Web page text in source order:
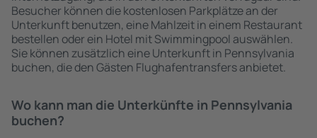
Besucher können die kostenlosen Parkplätze an der
Unterkunft benutzen, eine Mahlzeit in einem Restaurant
bestellen oder ein Hotel mit Swimmingpool auswählen.
Sie können zusätzlich eine Unterkunft in Pennsylvania
buchen, die den Gästen Flughafentransfers anbietet.
Wo kann man die Unterkünfte in Pennsylvania
buchen?